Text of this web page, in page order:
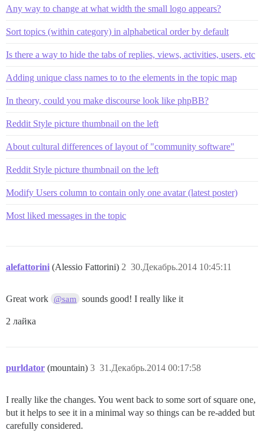
Any way to change at what width the small logo appears?
Sort topics (within category) in alphabetical order by default
Is there a way to hide the tabs of replies, views, activities, users, etc
Adding unique class names to to the elements in the topic map
In theory, could you make discourse look like phpBB?
Reddit Style picture thumbnail on the left
About cultural differences of layout of "community software"
Reddit Style picture thumbnail on the left
Modify Users column to contain only one avatar (latest poster)
Most liked messages in the topic
alefattorini (Alessio Fattorini) 30.Декабрь.2014 10:45:11
2
Great work @sam sounds good! I really like it
2 лайка
purldator (mountain) 31.Декабрь.2014 00:17:58
3
I really like the changes. You went back to some sort of square one,
but it helps to see it in a minimal way so things can be re-added but
carefully considered.